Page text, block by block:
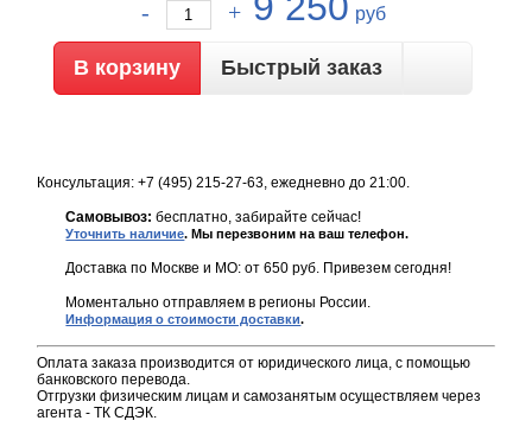
руб
Быстрый заказ
Консультация: +7 (495) 215-27-63, ежедневно до 21:00.
Самовывоз: бесплатно, забирайте сейчас!
Уточнить наличие. Мы перезвоним на ваш телефон.
Доставка по Москве и МО: от 650 руб. Привезем сегодня!
Моментально отправляем в регионы России.
Информация о стоимости доставки.
Оплата заказа производится от юридического лица, с помощью
банковского перевода.
Отгрузки физическим лицам и самозанятым осуществляем через
агента - ТК СДЭК.